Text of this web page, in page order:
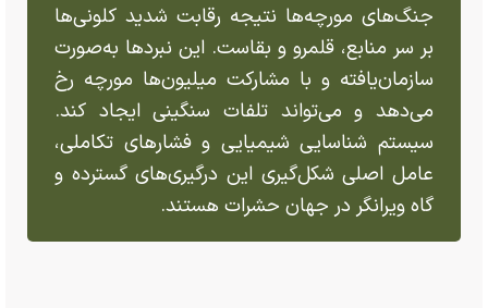
جنگ‌های مورچه‌ها نتیجه رقابت شدید کلونی‌ها
بر سر منابع، قلمرو و بقاست. این نبرد‌ها به‌صورت
سازمان‌یافته و با مشارکت میلیون‌ها مورچه رخ
می‌دهد و می‌تواند تلفات سنگینی ایجاد کند.
سیستم شناسایی شیمیایی و فشار‌های تکاملی،
عامل اصلی شکل‌گیری این درگیری‌های گسترده و
گاه ویرانگر در جهان حشرات هستند.